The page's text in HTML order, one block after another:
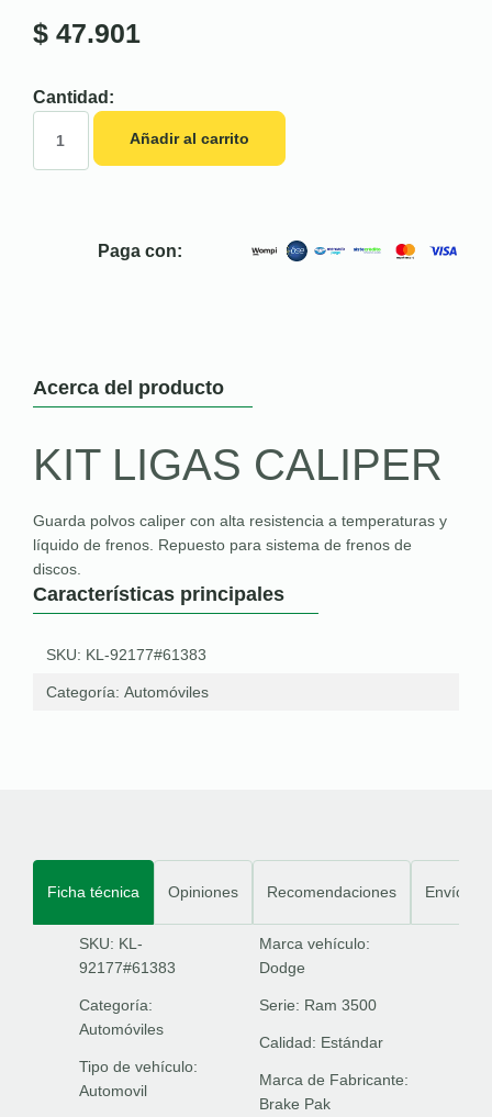
$ 47.901
Cantidad:
Añadir al carrito
Paga con:
Acerca del producto
KIT LIGAS CALIPER
Guarda polvos caliper con alta resistencia a temperaturas y
líquido de frenos. Repuesto para sistema de frenos de
discos.
Características principales
SKU: KL-92177#61383
Categoría: Automóviles
Ficha técnica Opiniones Recomendaciones Envíos
SKU: KL-
92177#61383
Categoría:
Automóviles
Tipo de vehículo:
Automovil
Marca vehículo:
Dodge
Serie: Ram 3500
Calidad: Estándar
Marca de Fabricante:
Brake Pak